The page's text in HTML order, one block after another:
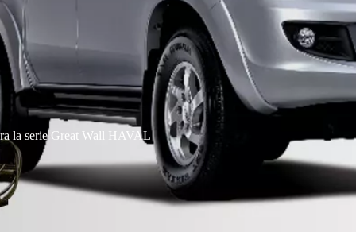
la serie Great Wall HAVAL